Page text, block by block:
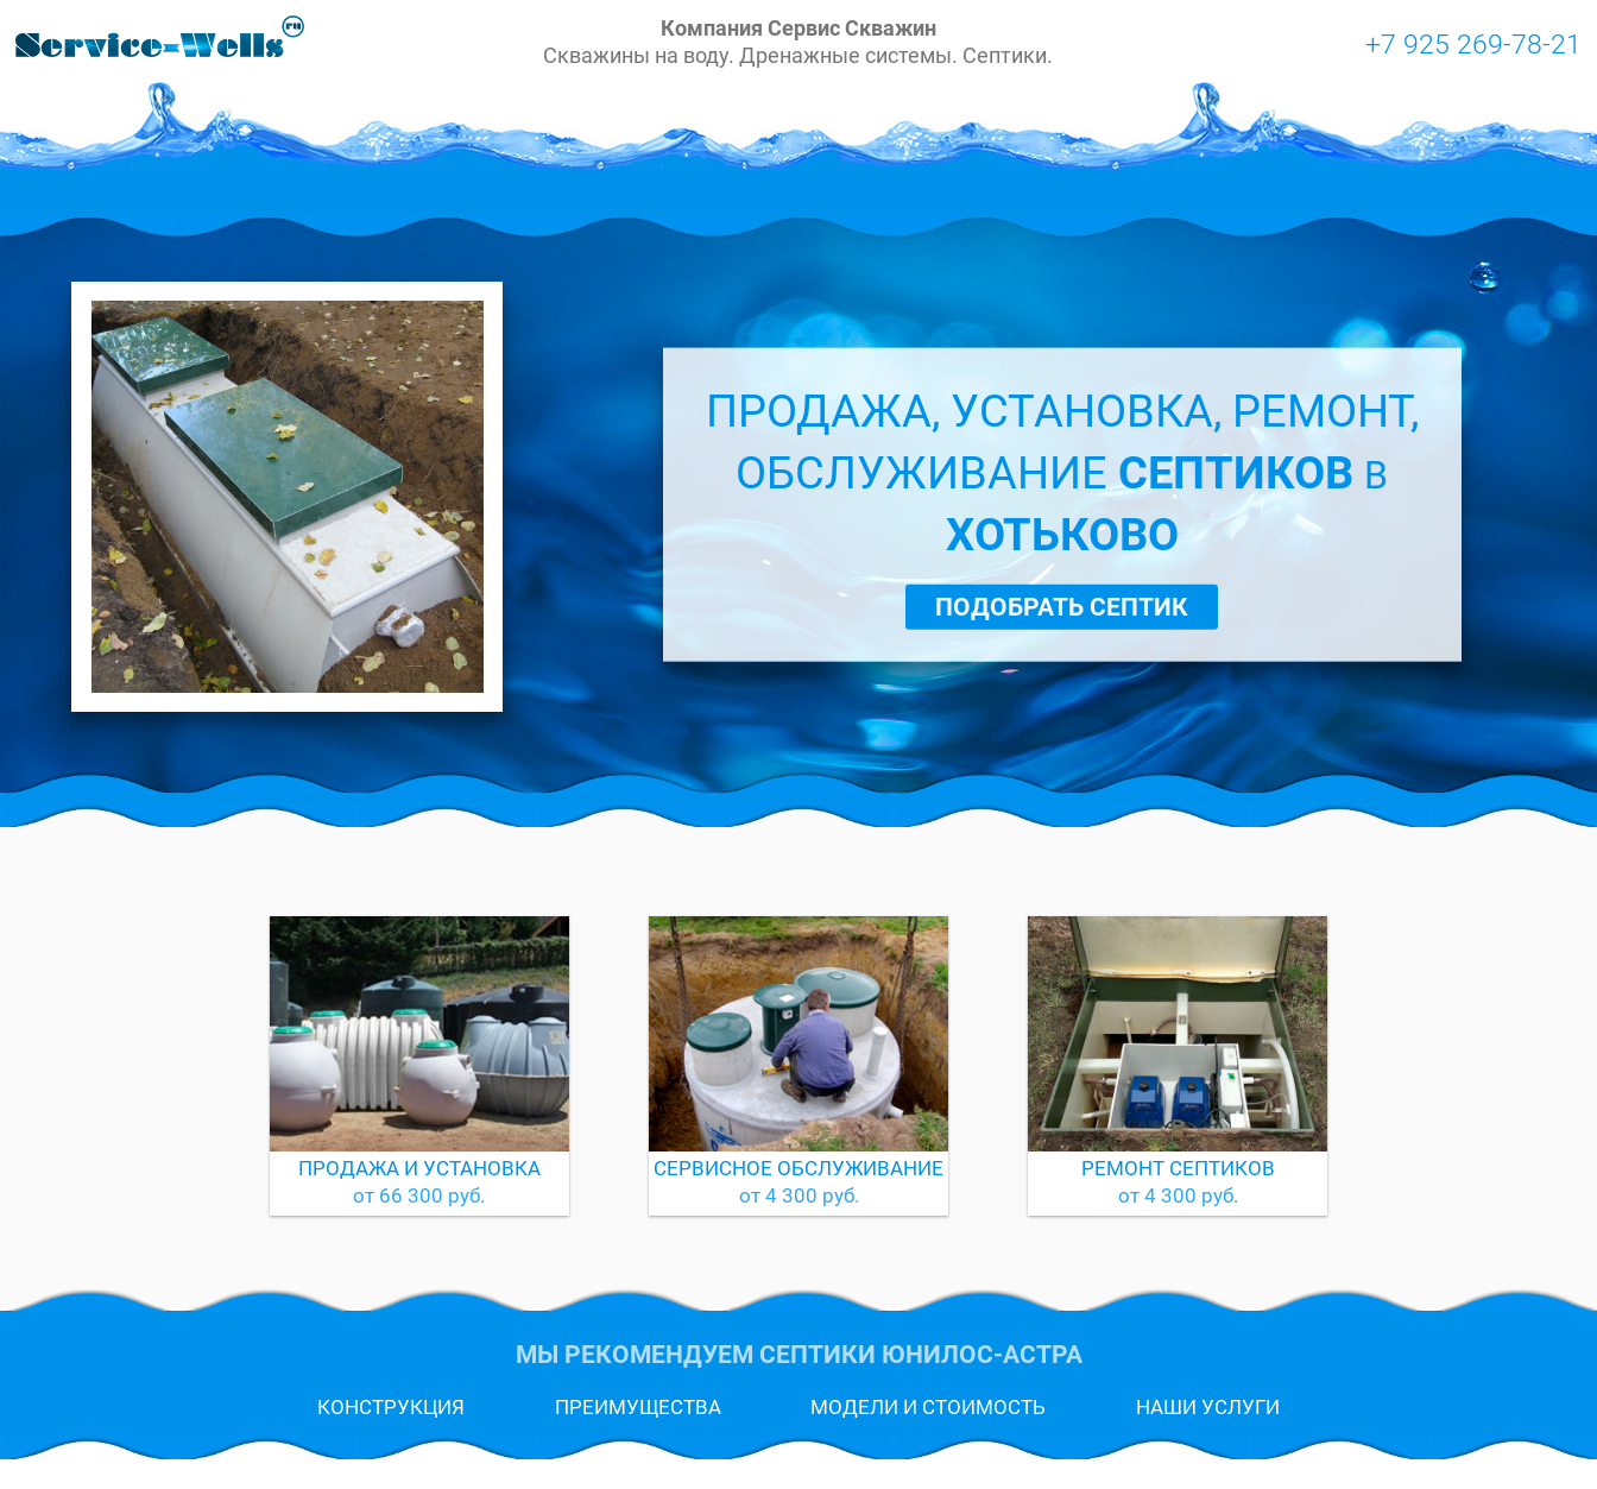
Компания Сервис Скважин
Скважины на воду. Дренажные системы. Септики.
+7 925 269-78-21
ПРОДАЖА, УСТАНОВКА, РЕМОНТ,
ОБСЛУЖИВАНИЕ СЕПТИКОВ В
ХОТЬКОВО
ПОДОБРАТЬ СЕПТИК
ПРОДАЖА И УСТАНОВКА
от 66 300 руб.
СЕРВИСНОЕ ОБСЛУЖИВАНИЕ
от 4 300 руб.
РЕМОНТ СЕПТИКОВ
от 4 300 руб.
МЫ РЕКОМЕНДУЕМ СЕПТИКИ ЮНИЛОС-АСТРА
КОНСТРУКЦИЯ ПРЕИМУЩЕСТВА МОДЕЛИ И СТОИМОСТЬ НАШИ УСЛУГИ